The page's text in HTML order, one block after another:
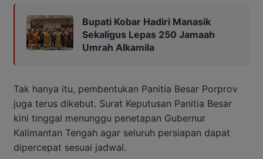
Bupati Kobar Hadiri Manasik
Sekaligus Lepas 250 Jamaah
Umrah Alkamila
Tak hanya itu, pembentukan Panitia Besar Porprov
juga terus dikebut. Surat Keputusan Panitia Besar
kini tinggal menunggu penetapan Gubernur
Kalimantan Tengah agar seluruh persiapan dapat
dipercepat sesuai jadwal.